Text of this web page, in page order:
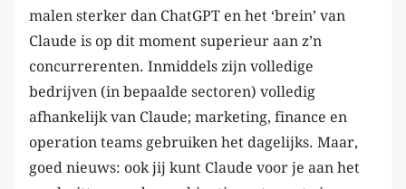
malen sterker dan ChatGPT en het ‘brein’ van
Claude is op dit moment superieur aan z’n
concurrerenten. Inmiddels zijn volledige
bedrijven (in bepaalde sectoren) volledig
afhankelijk van Claude; marketing, finance en
operation teams gebruiken het dagelijks. Maar,
goed nieuws: ook jij kunt Claude voor je aan het